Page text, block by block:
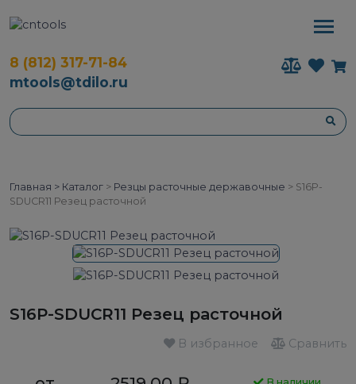
8 (812) 317-71-84
mtools@tdilo.ru
Главная > Каталог > Резцы расточные державочные > S16P-
SDUCR11 Резец расточной
S16P-SDUCR11 Резец расточной
В избранное Сравнить